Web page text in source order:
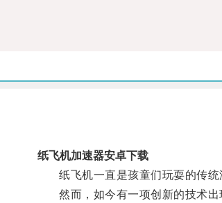
纸飞机加速器安卓下载
纸飞机一直是孩童们玩耍的传统
然而，如今有一项创新的技术出